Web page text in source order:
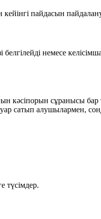
пайдасын
немесе
сұранысы бар
сатып алушылармен,
түсімдер.